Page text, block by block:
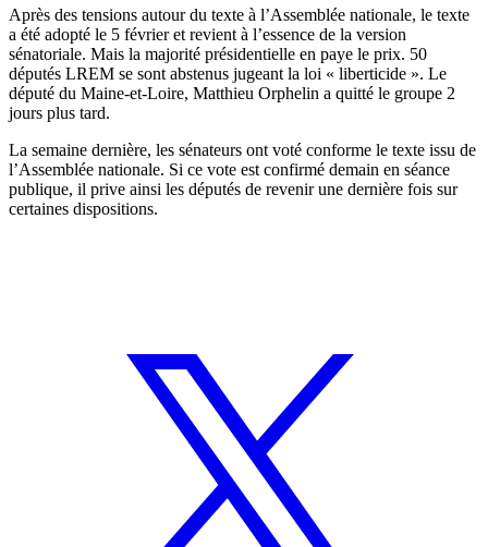
Après des tensions autour du texte à l’Assemblée nationale, le texte
a été adopté le 5 février et revient à l’essence de la version
sénatoriale. Mais la majorité présidentielle en paye le prix. 50
députés LREM se sont abstenus jugeant la loi « liberticide ». Le
député du Maine-et-Loire, Matthieu Orphelin a quitté le groupe 2
jours plus tard.
La semaine dernière, les sénateurs ont voté conforme le texte issu de
l’Assemblée nationale. Si ce vote est confirmé demain en séance
publique, il prive ainsi les députés de revenir une dernière fois sur
certaines dispositions.